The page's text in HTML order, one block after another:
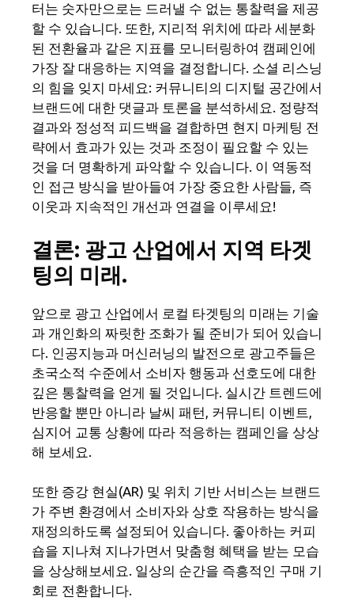
터는 숫자만으로는 드러낼 수 없는 통찰력을 제공
할 수 있습니다. 또한, 지리적 위치에 따라 세분화
된 전환율과 같은 지표를 모니터링하여 캠페인에
가장 잘 대응하는 지역을 결정합니다. 소셜 리스닝
의 힘을 잊지 마세요: 커뮤니티의 디지털 공간에서
브랜드에 대한 댓글과 토론을 분석하세요. 정량적
결과와 정성적 피드백을 결합하면 현지 마케팅 전
략에서 효과가 있는 것과 조정이 필요할 수 있는
것을 더 명확하게 파악할 수 있습니다. 이 역동적
인 접근 방식을 받아들여 가장 중요한 사람들, 즉
이웃과 지속적인 개선과 연결을 이루세요!
결론: 광고 산업에서 지역 타겟
팅의 미래.
앞으로 광고 산업에서 로컬 타겟팅의 미래는 기술
과 개인화의 짜릿한 조화가 될 준비가 되어 있습니
다. 인공지능과 머신러닝의 발전으로 광고주들은
초국소적 수준에서 소비자 행동과 선호도에 대한
깊은 통찰력을 얻게 될 것입니다. 실시간 트렌드에
반응할 뿐만 아니라 날씨 패턴, 커뮤니티 이벤트,
심지어 교통 상황에 따라 적응하는 캠페인을 상상
해 보세요.
또한 증강 현실(AR) 및 위치 기반 서비스는 브랜드
가 주변 환경에서 소비자와 상호 작용하는 방식을
재정의하도록 설정되어 있습니다. 좋아하는 커피
숍을 지나쳐 지나가면서 맞춤형 혜택을 받는 모습
을 상상해보세요. 일상의 순간을 즉흥적인 구매 기
회로 전환합니다.